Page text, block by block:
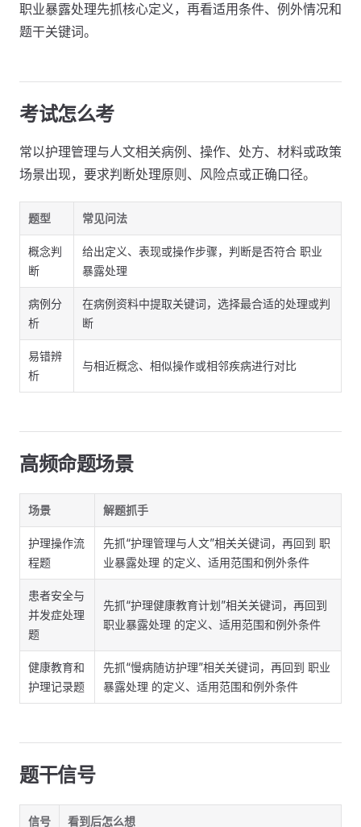
职业暴露处理先抓核心定义，再看适用条件、例外情况和
题干关键词。
考试怎么考
常以护理管理与人文相关病例、操作、处方、材料或政策
场景出现，要求判断处理原则、风险点或正确口径。
题型 常见问法
概念判
断
给出定义、表现或操作步骤，判断是否符合 职业
暴露处理
病例分
析
在病例资料中提取关键词，选择最合适的处理或判
断
易错辨
析
与相近概念、相似操作或相邻疾病进行对比
高频命题场景
场景 解题抓手
护理操作流
程题
先抓“护理管理与人文”相关关键词，再回到 职
业暴露处理 的定义、适用范围和例外条件
患者安全与
并发症处理
题
先抓“护理健康教育计划”相关关键词，再回到
职业暴露处理 的定义、适用范围和例外条件
健康教育和
护理记录题
先抓“慢病随访护理”相关关键词，再回到 职业
暴露处理 的定义、适用范围和例外条件
题干信号
信号 看到后怎么想